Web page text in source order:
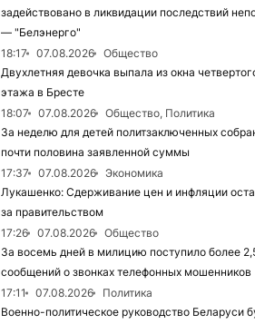
задействовано в ликвидации последствий
— "Белэнерго"
18:17
07.08.2026
Общество
Двухлетняя девочка выпала из окна
этажа в Бресте
18:07
07.08.2026
Общество, Политика
За неделю для детей политзаключенных
почти половина заявленной суммы
17:37
07.08.2026
Экономика
Лукашенко: Сдерживание цен и инфляции
за правительством
17:26
07.08.2026
Общество
За восемь дней в милицию поступило более
сообщений о звонках телефонных мошенников
17:11
07.08.2026
Политика
Военно-политическое руководство Беларуси